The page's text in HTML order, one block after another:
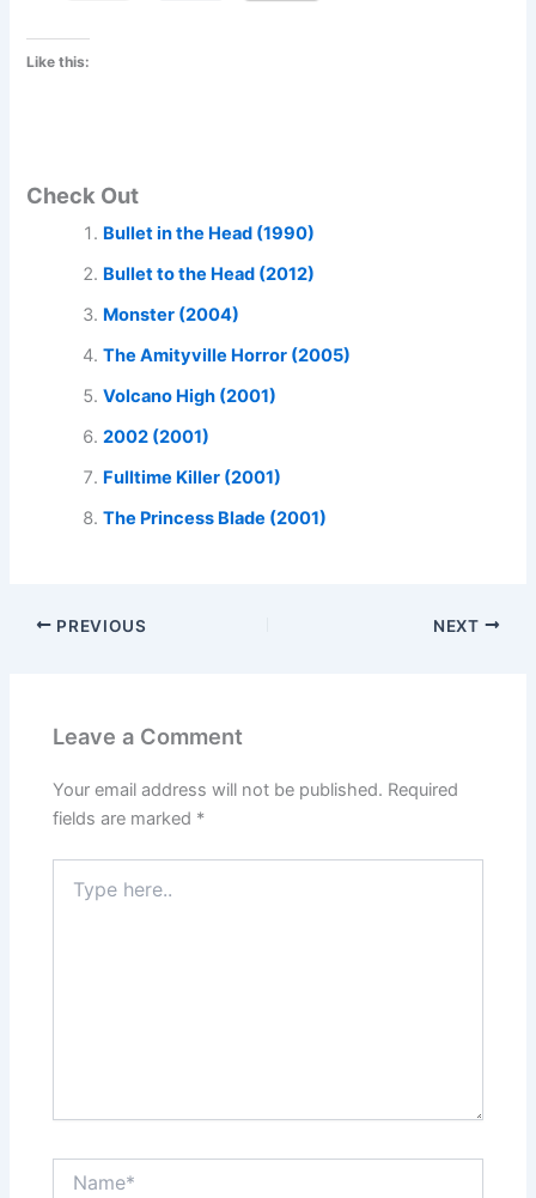
Like this:
Check Out
Bullet in the Head (1990)
Bullet to the Head (2012)
Monster (2004)
The Amityville Horror (2005)
Volcano High (2001)
2002 (2001)
Fulltime Killer (2001)
The Princess Blade (2001)
PREVIOUS NEXT
Leave a Comment
Your email address will not be published. Required
fields are marked *
here..